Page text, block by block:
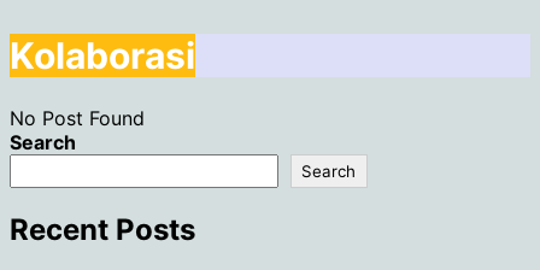
Kolaborasi
No Post Found
Search
Search
Recent Posts